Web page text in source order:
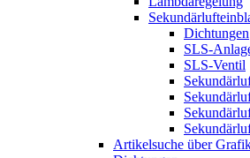
Dichtungen
SLS-
SLS-Ventil
Artikelsuche über